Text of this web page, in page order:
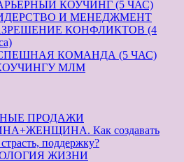
КОУЧИНГ (5 ЧАС)
И МЕНЕДЖМЕНТ
КОНФЛИКТОВ (4
КОМАНДА (5 ЧАС)
МЛМ
ПРОДАЖИ
Как создавать
поддержку?
ЖИЗНИ